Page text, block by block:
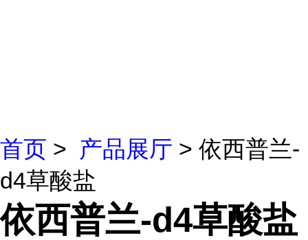
首页 > 产品展厅 > 依西普兰-
d4草酸盐
依西普兰-d4草酸盐